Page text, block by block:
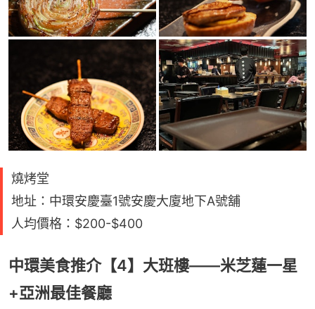
燒烤堂
地址：中環安慶臺1號安慶大廈地下A號舖
人均價格：$200-$400
中環美食推介【4】大班樓——米芝蓮一星
+亞洲最佳餐廳